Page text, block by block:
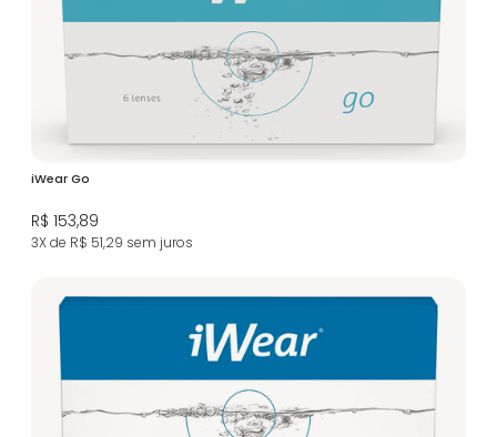
iWear Go
R$ 153,89
3X de R$ 51,29 sem juros